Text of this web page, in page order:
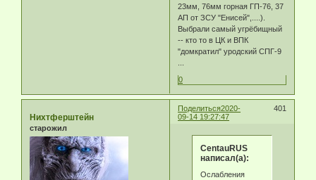
23мм, 76мм горная ГП-76, 37
АП от ЗСУ "Енисей",....).
Выбрали самый угрёбищный
-- кто то в ЦК и ВПК
"домкратил" уродский СПГ-9
0
Поделиться 401
2020-
09-14 19:27:47
Нихтферштейн
старожил
CentauRUS
написал(а):
Ослабления